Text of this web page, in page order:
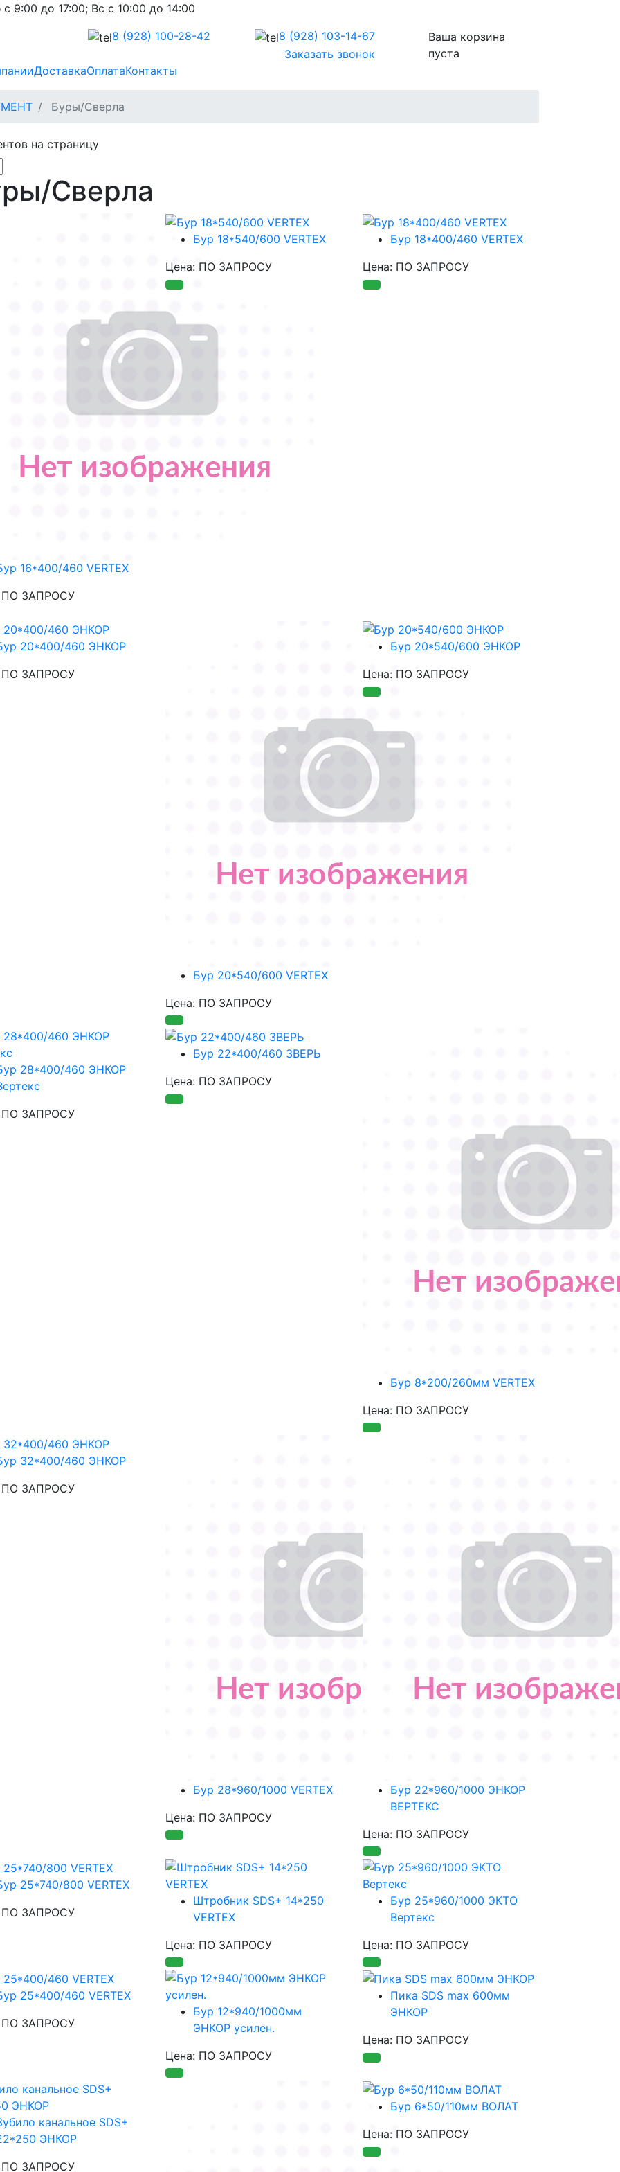
9:00 до 17:00; Вс с 10:00 до 14:00
8 (928) 100-28-42 8 (928) 103-14-67
Заказать звонок
Ваша корзина
пуста
ДоставкаОплатаКонтакты
Буры/Сверла
на страницу
Сверла
16*400/460 VERTEX
ПО ЗАПРОСУ
Бур 18*540/600 VERTEX
Цена: ПО ЗАПРОСУ
Бур 18*400/460 VERTEX
Цена: ПО ЗАПРОСУ
20*400/460 ЭНКОР
ПО ЗАПРОСУ
Бур 20*540/600 VERTEX
Цена: ПО ЗАПРОСУ
Бур 20*540/600 ЭНКОР
Цена: ПО ЗАПРОСУ
28*400/460 ЭНКОР
ПО ЗАПРОСУ
Бур 22*400/460 ЗВЕРЬ
Цена: ПО ЗАПРОСУ
Бур 8*200/260мм VERTEX
Цена: ПО ЗАПРОСУ
32*400/460 ЭНКОР
ПО ЗАПРОСУ
Бур 28*960/1000 VERTEX
Цена: ПО ЗАПРОСУ
Бур 22*960/1000 ЭНКОР
ВЕРТЕКС
Цена: ПО ЗАПРОСУ
25*740/800 VERTEX
ПО ЗАПРОСУ
Штробник SDS+ 14*250
VERTEX
Цена: ПО ЗАПРОСУ
Бур 25*960/1000 ЭКТО
Вертекс
Цена: ПО ЗАПРОСУ
25*400/460 VERTEX
ПО ЗАПРОСУ
Бур 12*940/1000мм
ЭНКОР усилен.
Цена: ПО ЗАПРОСУ
Пика SDS max 600мм
ЭНКОР
Цена: ПО ЗАПРОСУ
канальное SDS+
ЭНКОР
ПО ЗАПРОСУ
Бур 6*50/110мм ВОЛАТ
Цена: ПО ЗАПРОСУ